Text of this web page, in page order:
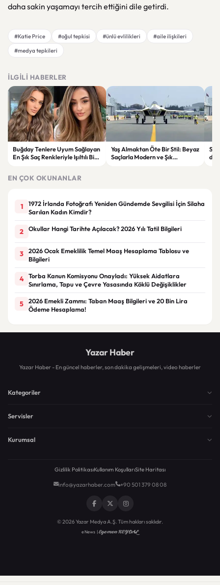
daha sakin yaşamayı tercih ettiğini dile getirdi.
#Katie Price #oğul tepkisi #ünlü evlilikleri
#aile ilişkileri
#medya tepkileri
İLGILI HABERLER
Buğday Tenlere Uyum Sağlayan
En Şık Saç Renkleriyle Işıltılı Bir
Yaş Almaktan Öte Bir Stil: Beyaz
Saçlarla Modern ve Şık
EN ÇOK OKUNANLAR
1
1972 İrlanda Fotoğrafı Yeniden Gündemde Sevgilisi İçin Silaha
Sarılan Kadın Kimdir?
2 Okullar Hangi Tarihte Açılacak? 2026 Yılı Tatil Bilgileri
3
2026 Ocak Emeklilik Temel Maaş Hesaplama Tablosu ve
Bilgileri
4
Torba Kanun Komisyonu Onayladı: Yüksek Aidatlara
Sınırlama, Tapu ve Çevre Yasasında Köklü Değişiklikler
5
2026 Emekli Zammı: Taban Maaş Bilgileri ve 20 Bin Lira
Ödeme Hesaplama!
Yazar Haber
Yazar Haber - En güncel haberler, son dakika gelişmeleri, video haberler
Kategoriler
Servisler
Kurumsal
Gizlilik PolitikasıKullanım KoşullarıSite Haritası
info@yazarhaber.com +90 501 379 08 08
© 2026 Yazar Medya A.Ş. Tüm hakları saklıdır.
eNews |Egemen KEYDAL